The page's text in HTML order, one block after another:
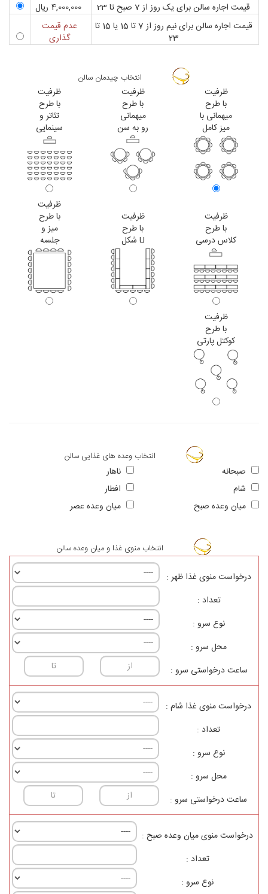
قیمت اجاره سالن برای یک روز از 7 صبح تا 23 4,000,000 ریال
قیمت اجاره سالن برای نیم روز از 7 تا 15 یا 15 تا
23
عدم قیمت
گذاری
انتخاب چیدمان سالن
ظرفیت
با طرح
میهمانی با
میز کامل
ظرفیت
با طرح
میهمانی
رو به سن
ظرفیت
با طرح
تئاتر و
سینمایی
ظرفیت
با طرح
کلاس درسی
ظرفیت
با طرح
U شکل
ظرفیت
با طرح
میز و
جلسه
ظرفیت
با طرح
کوکتل پارتی
انتخاب وعده های غذایی سالن
صبحانه
ناهار
شام
افطار
ميان وعده صبح
ميان وعده عصر
انتخاب منوی غذا و میان وعده سالن
درخواست منوی غذا ظهر :
تعداد :
نوع سرو :
محل سرو :
ساعت درخواستی سرو :
درخواست منوی غذا شام :
تعداد :
نوع سرو :
محل سرو :
ساعت درخواستی سرو :
درخواست منوی ميان وعده صبح :
تعداد :
نوع سرو :